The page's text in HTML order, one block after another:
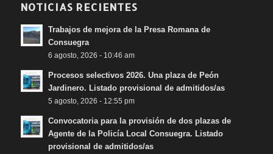
NOTICIAS RECIENTES
Trabajos de mejora de la Presa Romana de
Consuegra
6 agosto, 2026 - 10:46 am
Procesos selectivos 2026. Una plaza de Peón
Jardinero. Listado provisional de admitidos/as
5 agosto, 2026 - 12:55 pm
Convocatoria para la provisión de dos plazas de
Agente de la Policía Local Consuegra. Listado
provisional de admitidos/as